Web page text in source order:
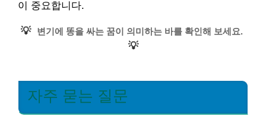
이 중요합니다.
💡 변기에 똥을 싸는 꿈이 의미하는 바를 확인해 보세요.
💡
자주 묻는 질문